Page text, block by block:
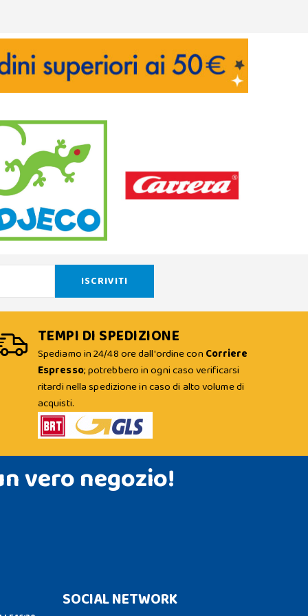
TEMPI DI SPEDIZIONE
Spediamo in 24/48 ore dall'ordine con Corriere
Espresso; potrebbero in ogni caso verificarsi
ritardi nella spedizione in caso di alto volume di
acquisti.
vero negozio!
SOCIAL NETWORK